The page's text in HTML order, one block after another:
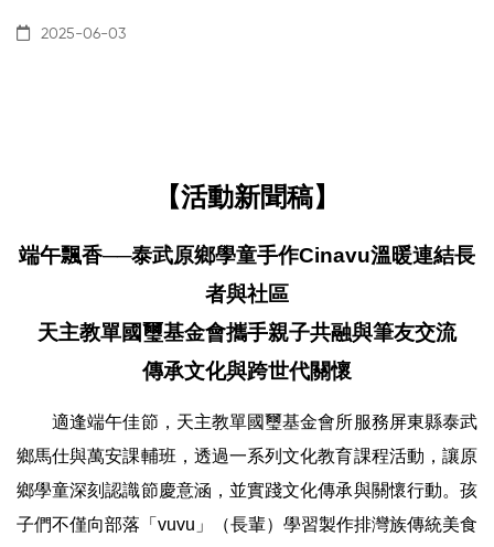
2025-06-03
【活動新聞稿】
端午飄香──泰武原鄉學童手作Cinavu溫暖連結長
者與社區
天主教單國璽基金會攜手親子共融與筆友交流
傳承文化與跨世代關懷
適逢端午佳節，天主教單國璽基金會所服務屏東縣泰武
鄉馬仕與萬安課輔班，透過一系列文化教育課程活動，讓原
鄉學童深刻認識節慶意涵，並實踐文化傳承與關懷行動。孩
子們不僅向部落「vuvu」（長輩）學習製作排灣族傳統美食